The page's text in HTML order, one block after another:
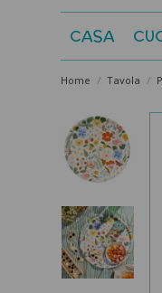
CASA
Home Tavola